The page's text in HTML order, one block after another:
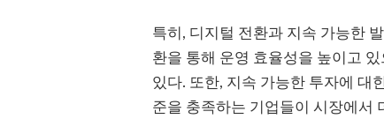
특히, 디지털 전환과 지속 가능한
환을 통해 운영 효율성을 높이고
있다. 또한, 지속 가능한 투자에 대
준을 충족하는 기업들이 시장에서